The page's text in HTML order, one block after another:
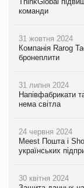
команди
31 жовтня 2024
Компанія Rarog
бронеплити
31 липня 2024
Напівфабрикати
нема світла
24 червня 2024
Meest Пошта і
українських
30 квітня 2024